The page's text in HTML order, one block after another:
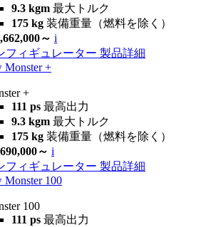
9.3 kgm 最大トルク
175 kg 装備重量（燃料を除く）
～ i
フィギュレーター 製品詳細
Monster +
+
111 ps 最高出力
9.3 kgm 最大トルク
175 kg 装備重量（燃料を除く）
～ i
フィギュレーター 製品詳細
Monster 100
100
111 ps 最高出力